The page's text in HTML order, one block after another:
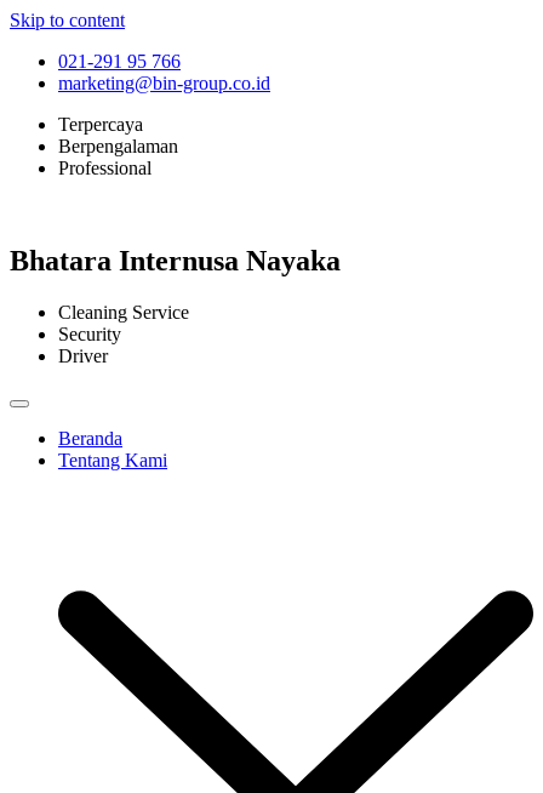
Skip to content
021-291 95 766
marketing@bin-group.co.id
Terpercaya
Berpengalaman
Professional
Bhatara Internusa Nayaka
Cleaning Service
Security
Driver
Beranda
Tentang Kami